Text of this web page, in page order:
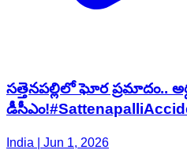
సత్తెనపల్లిలో ఘోర ప్రమాదం..
India | Jun 1, 2026